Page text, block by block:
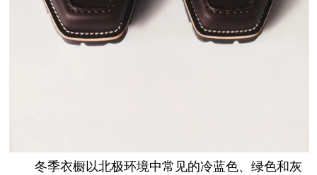
冬季衣橱以北极环境中常见的冷蓝色、绿色和灰